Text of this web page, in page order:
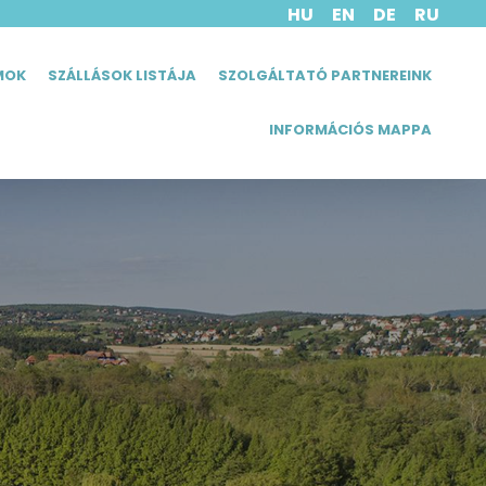
HU EN DE RU
SZÁLLÁSOK LISTÁJA SZOLGÁLTATÓ PARTNEREINK
INFORMÁCIÓS MAPPA